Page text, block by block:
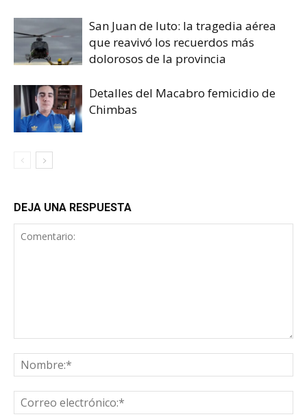
San Juan de luto: la tragedia aérea
que reavivó los recuerdos más
dolorosos de la provincia
Detalles del Macabro femicidio de
Chimbas
DEJA UNA RESPUESTA